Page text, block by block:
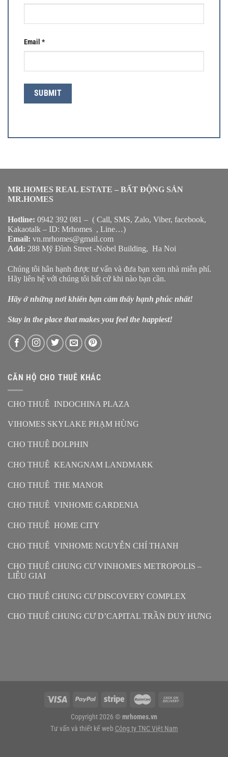
Email *
MR.HOMES REAL ESTATE – BẤT ĐỘNG SẢN
MR.HOMES
Hotline: 0942 392 081 – ( Call, SMS, Zalo, Viber, facebook,
Kakaotalk – ID: Mrhomes , Line…)
Email: vn.mrhomes@gmail.com
Add: 288 Mỹ Đình Street -Nobel Building, Ha Noi
Chúng tôi hân hạnh được tư vấn và đưa bạn xem nhà miễn phí.
Hãy liên hệ với chúng tôi bất cứ khi nào bạn cần.
Hãy ở những nơi khiến bạn cảm thấy hạnh phúc nhất!
Stay in the place that makes you feel the happiest!
CĂN HỘ CHO THUÊ KHÁC
CHO THUÊ INDOCHINA PLAZA
VIHOMES SKYLAKE PHẠM HÙNG
CHO THUÊ DOLPHIN
CHO THUÊ KEANGNAM LANDMARK
CHO THUÊ THE MANOR
CHO THUÊ VINHOME GARDENIA
CHO THUÊ HOME CITY
CHO THUÊ VINHOME NGUYỄN CHÍ THANH
CHO THUÊ CHUNG CƯ VINHOMES METROPOLIS –
LIỄU GIAI
CHO THUÊ CHUNG CƯ DISCOVERY COMPLEX
CHO THUÊ CHUNG CƯ D’CAPITAL TRẦN DUY HƯNG
Copyright 2026 © mrhomes.vn
Tư vấn và thiết kế web Công ty TNC Việt Nam